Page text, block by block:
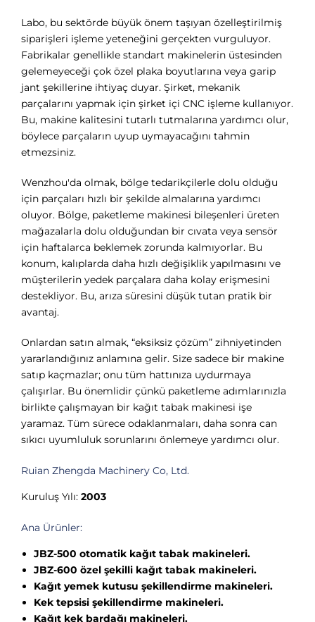
Labo, bu sektörde büyük önem taşıyan özelleştirilmiş
siparişleri işleme yeteneğini gerçekten vurguluyor.
Fabrikalar genellikle standart makinelerin üstesinden
gelemeyeceği çok özel plaka boyutlarına veya garip
jant şekillerine ihtiyaç duyar. Şirket, mekanik
parçalarını yapmak için şirket içi CNC işleme kullanıyor.
Bu, makine kalitesini tutarlı tutmalarına yardımcı olur,
böylece parçaların uyup uymayacağını tahmin
etmezsiniz.
Wenzhou'da olmak, bölge tedarikçilerle dolu olduğu
için parçaları hızlı bir şekilde almalarına yardımcı
oluyor. Bölge, paketleme makinesi bileşenleri üreten
mağazalarla dolu olduğundan bir cıvata veya sensör
için haftalarca beklemek zorunda kalmıyorlar. Bu
konum, kalıplarda daha hızlı değişiklik yapılmasını ve
müşterilerin yedek parçalara daha kolay erişmesini
destekliyor. Bu, arıza süresini düşük tutan pratik bir
avantaj.
Onlardan satın almak, “eksiksiz çözüm” zihniyetinden
yararlandığınız anlamına gelir. Size sadece bir makine
satıp kaçmazlar; onu tüm hattınıza uydurmaya
çalışırlar. Bu önemlidir çünkü paketleme adımlarınızla
birlikte çalışmayan bir kağıt tabak makinesi işe
yaramaz. Tüm sürece odaklanmaları, daha sonra can
sıkıcı uyumluluk sorunlarını önlemeye yardımcı olur.
Ruian Zhengda Machinery Co, Ltd.
Kuruluş Yılı: 2003
Ana Ürünler:
JBZ-500 otomatik kağıt tabak makineleri.
JBZ-600 özel şekilli kağıt tabak makineleri.
Kağıt yemek kutusu şekillendirme makineleri.
Kek tepsisi şekillendirme makineleri.
Kağıt kek bardağı makineleri.